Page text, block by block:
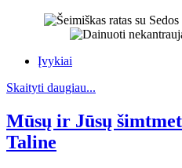
Įvykiai
Skaityti daugiau...
Mūsų ir Jūsų
Taline